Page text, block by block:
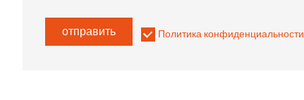
отправить Политика конфиденциальности